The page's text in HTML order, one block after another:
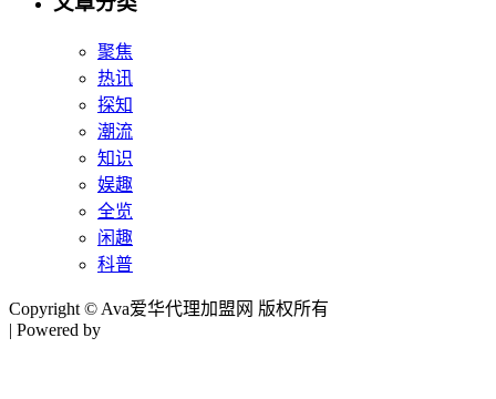
聚焦
热讯
探知
潮流
知识
娱趣
全览
闲趣
科普
Copyright © Ava爱华代理加盟网 版权所有
| Powered by